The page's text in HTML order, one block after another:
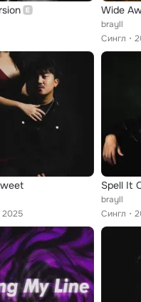
Wide
brayll
Сингл
2025
Spell It
brayll
Сингл